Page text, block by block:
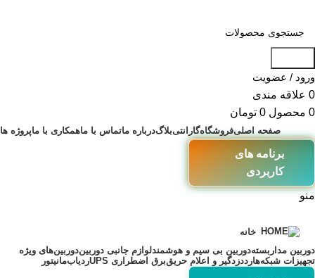
ورود / عضویت
0 علاقه مندی
0 محصول 0 تومان
صفحه اصلیفروشگاهگارانتیبلاگدرباره ماتماس با ماهمکاری با ماپروژه ها
برنامه های
کاربردی
منو
خانه
دوربین مداربستهدوربین بی سیم و هوشمندلوازم جانبی دوربیندوربین‌های ویژه
تجهیزات شبکههارددزدگیر و اعلام حریقبرق اضطراری UPS ردیابمانیتور